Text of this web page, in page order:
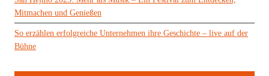
Mitmachen und Genießen
So erzählen erfolgreiche Unternehmen ihre Geschichte – live auf der
Bühne